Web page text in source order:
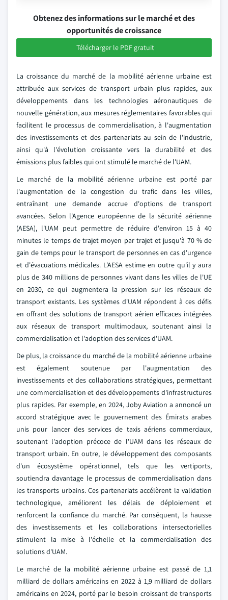
Obtenez des informations sur le marché et des
opportunités de croissance
Télécharger le PDF gratuit
La croissance du marché de la mobilité aérienne urbaine est
attribuée aux services de transport urbain plus rapides, aux
développements dans les technologies aéronautiques de
nouvelle génération, aux mesures réglementaires favorables qui
facilitent le processus de commercialisation, à l'augmentation
des investissements et des partenariats au sein de l'industrie,
ainsi qu'à l'évolution croissante vers la durabilité et des
émissions plus faibles qui ont stimulé le marché de l'UAM.
Le marché de la mobilité aérienne urbaine est porté par
l'augmentation de la congestion du trafic dans les villes,
entraînant une demande accrue d'options de transport
avancées. Selon l'Agence européenne de la sécurité aérienne
(AESA), l'UAM peut permettre de réduire d'environ 15 à 40
minutes le temps de trajet moyen par trajet et jusqu'à 70 % de
gain de temps pour le transport de personnes en cas d'urgence
et d'évacuations médicales. L'AESA estime en outre qu'il y aura
plus de 340 millions de personnes vivant dans les villes de l'UE
en 2030, ce qui augmentera la pression sur les réseaux de
transport existants. Les systèmes d'UAM répondent à ces défis
en offrant des solutions de transport aérien efficaces intégrées
aux réseaux de transport multimodaux, soutenant ainsi la
commercialisation et l'adoption des services d'UAM.
De plus, la croissance du marché de la mobilité aérienne urbaine
est également soutenue par l'augmentation des
investissements et des collaborations stratégiques, permettant
une commercialisation et des développements d'infrastructures
plus rapides. Par exemple, en 2024, Joby Aviation a annoncé un
accord stratégique avec le gouvernement des Émirats arabes
unis pour lancer des services de taxis aériens commerciaux,
soutenant l'adoption précoce de l'UAM dans les réseaux de
transport urbain. En outre, le développement des composants
d'un écosystème opérationnel, tels que les vertiports,
soutiendra davantage le processus de commercialisation dans
les transports urbains. Ces partenariats accélèrent la validation
technologique, améliorent les délais de déploiement et
renforcent la confiance du marché. Par conséquent, la hausse
des investissements et les collaborations intersectorielles
stimulent la mise à l'échelle et la commercialisation des
solutions d'UAM.
Le marché de la mobilité aérienne urbaine est passé de 1,1
milliard de dollars américains en 2022 à 1,9 milliard de dollars
américains en 2024, porté par le besoin croissant de transports